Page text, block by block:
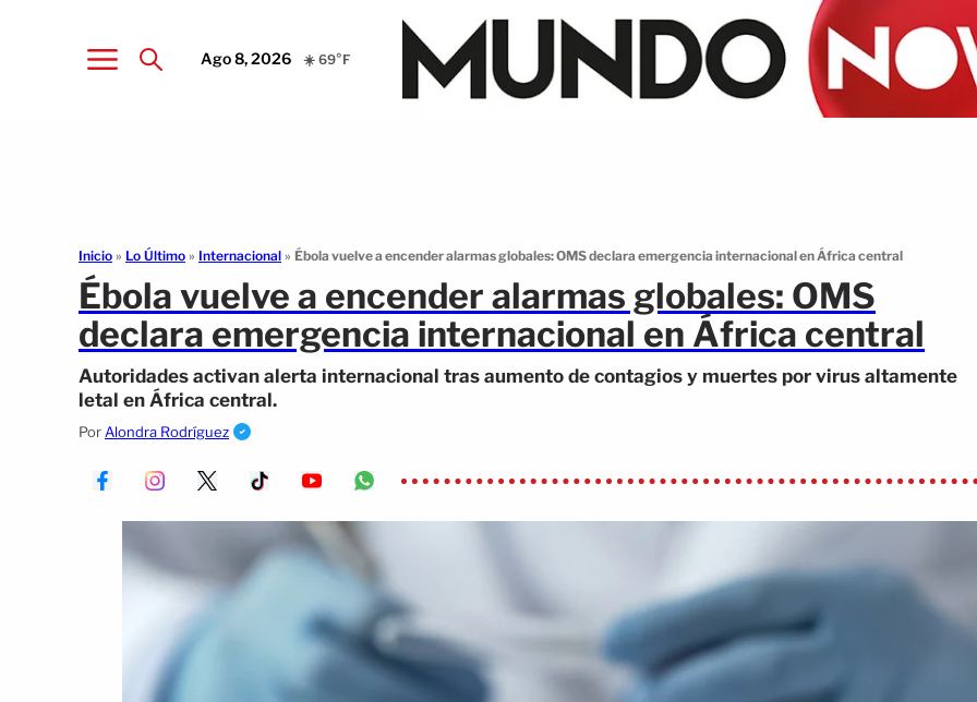
Ago 8, 2026 ☀️ 69°F
Inicio » Lo Último » Internacional » Ébola vuelve a encender alarmas globales: OMS declara emergencia internacional en África central
Ébola vuelve a encender alarmas globales: OMS
declara emergencia internacional en África central
Autoridades activan alerta internacional tras aumento de contagios y muertes por virus altamente
letal en África central.
Por Alondra Rodríguez